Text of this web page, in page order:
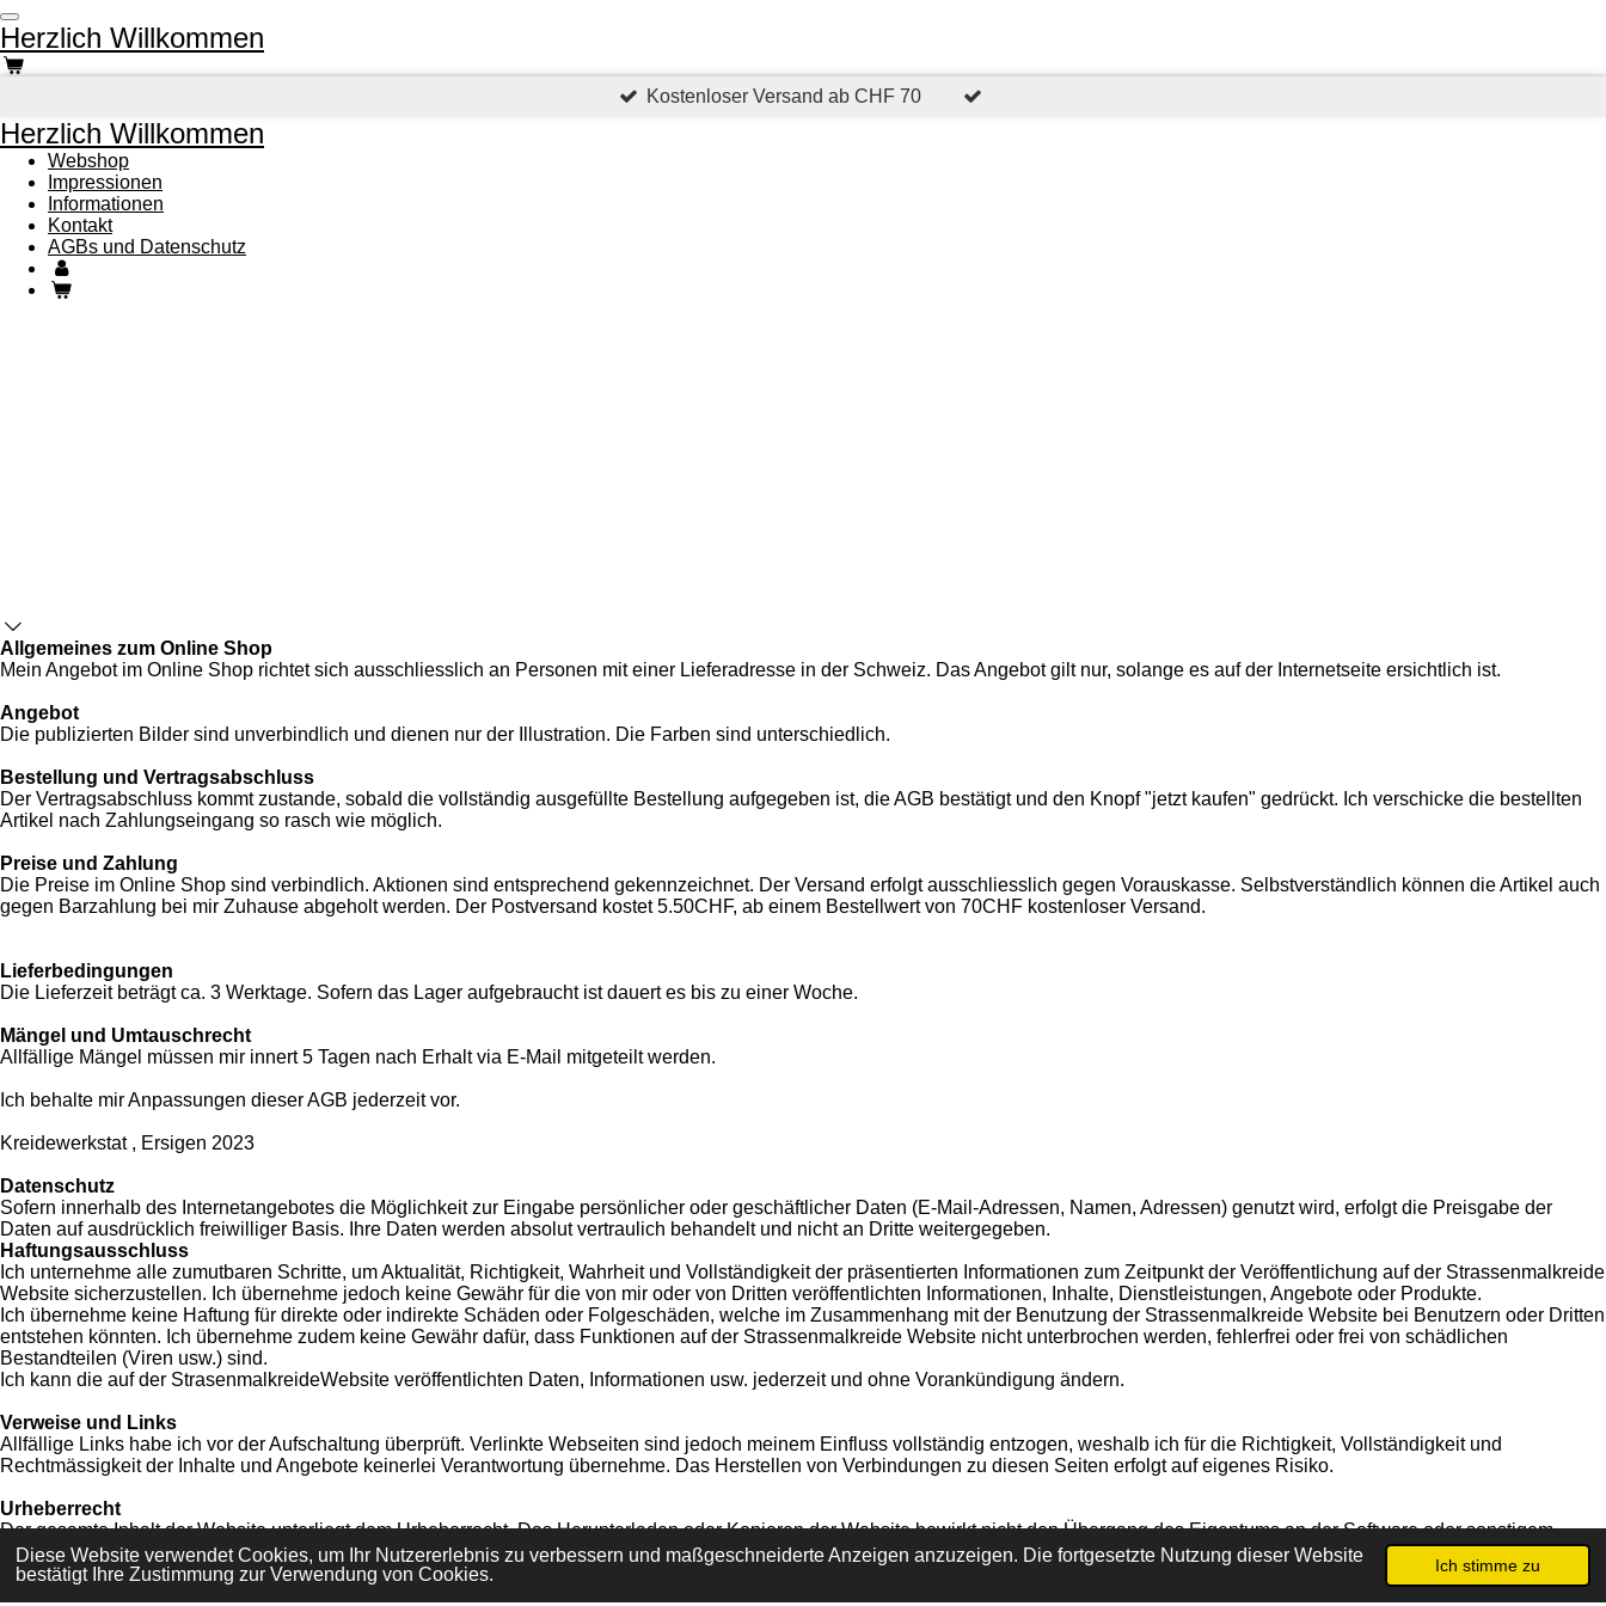
Diese Website verwendet Cookies, um Ihr Nutzererlebnis zu verbessern und maßgeschneiderte Anzeigen anzuzeigen. Die fortgesetzte Nutzung dieser Website
bestätigt Ihre Zustimmung zur Verwendung von Cookies.
Ich stimme zu
Zum
Hauptinhalt
springen
Herzlich Willkommen
Kostenloser Versand ab CHF 70
Herzlich Willkommen
Webshop
Impressionen
Informationen
Kontakt
AGBs und Datenschutz
Allgemeines zum Online Shop
Mein Angebot im Online Shop richtet sich ausschliesslich an Personen mit einer Lieferadresse in der Schweiz. Das Angebot gilt nur, solange es auf der Internetseite ersichtlich ist.
Angebot
Die publizierten Bilder sind unverbindlich und dienen nur der Illustration. Die Farben sind unterschiedlich.
Bestellung und Vertragsabschluss
Der Vertragsabschluss kommt zustande, sobald die vollständig ausgefüllte Bestellung aufgegeben ist, die AGB bestätigt und den Knopf "jetzt kaufen" gedrückt. Ich verschicke die bestellten
Artikel nach Zahlungseingang so rasch wie möglich.
Preise und Zahlung
Die Preise im Online Shop sind verbindlich. Aktionen sind entsprechend gekennzeichnet. Der Versand erfolgt ausschliesslich gegen Vorauskasse. Selbstverständlich können die Artikel auch
gegen Barzahlung bei mir Zuhause abgeholt werden. Der Postversand kostet 5.50CHF, ab einem Bestellwert von 70CHF kostenloser Versand.
Lieferbedingungen
Die Lieferzeit beträgt ca. 3 Werktage. Sofern das Lager aufgebraucht ist dauert es bis zu einer Woche.
Mängel und Umtauschrecht
Allfällige Mängel müssen mir innert 5 Tagen nach Erhalt via E-Mail mitgeteilt werden.
Ich behalte mir Anpassungen dieser AGB jederzeit vor.
Kreidewerkstat , Ersigen 2023
Datenschutz
Sofern innerhalb des Internetangebotes die Möglichkeit zur Eingabe persönlicher oder geschäftlicher Daten (E-Mail-Adressen, Namen, Adressen) genutzt wird, erfolgt die Preisgabe der
Daten auf ausdrücklich freiwilliger Basis. Ihre Daten werden absolut vertraulich behandelt und nicht an Dritte weitergegeben.
Haftungsausschluss
Ich unternehme alle zumutbaren Schritte, um Aktualität, Richtigkeit, Wahrheit und Vollständigkeit der präsentierten Informationen zum Zeitpunkt der Veröffentlichung auf der Strassenmalkreide
Website sicherzustellen. Ich übernehme jedoch keine Gewähr für die von mir oder von Dritten veröffentlichten Informationen, Inhalte, Dienstleistungen, Angebote oder Produkte.
Ich übernehme keine Haftung für direkte oder indirekte Schäden oder Folgeschäden, welche im Zusammenhang mit der Benutzung der Strassenmalkreide Website bei Benutzern oder Dritten
entstehen könnten. Ich übernehme zudem keine Gewähr dafür, dass Funktionen auf der Strassenmalkreide Website nicht unterbrochen werden, fehlerfrei oder frei von schädlichen
Bestandteilen (Viren usw.) sind.
Ich kann die auf der StrasenmalkreideWebsite veröffentlichten Daten, Informationen usw. jederzeit und ohne Vorankündigung ändern.
Verweise und Links
Allfällige Links habe ich vor der Aufschaltung überprüft. Verlinkte Webseiten sind jedoch meinem Einfluss vollständig entzogen, weshalb ich für die Richtigkeit, Vollständigkeit und
Rechtmässigkeit der Inhalte und Angebote keinerlei Verantwortung übernehme. Das Herstellen von Verbindungen zu diesen Seiten erfolgt auf eigenes Risiko.
Urheberrecht
Der gesamte Inhalt der Website unterliegt dem Urheberrecht. Das Herunterladen oder Kopieren der Website bewirkt nicht den Übergang des Eigentums an der Software oder sonstigem
Material an Euch.